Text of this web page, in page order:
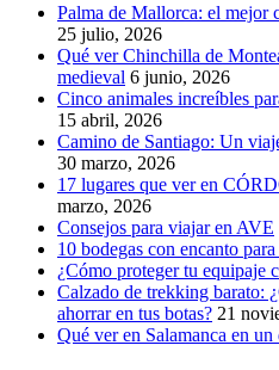
Palma de Mallorca: el mejor
25 julio, 2026
Qué ver Chinchilla de
medieval 6 junio, 2026
Cinco animales increíbles
15 abril, 2026
Camino de Santiago: Un
30 marzo, 2026
17 lugares que ver en
marzo, 2026
Consejos para viajar en AVE
10 bodegas con encanto
¿Cómo proteger tu equipaje
Calzado de trekking barato:
ahorrar en tus botas? 21
Qué ver en Salamanca en un